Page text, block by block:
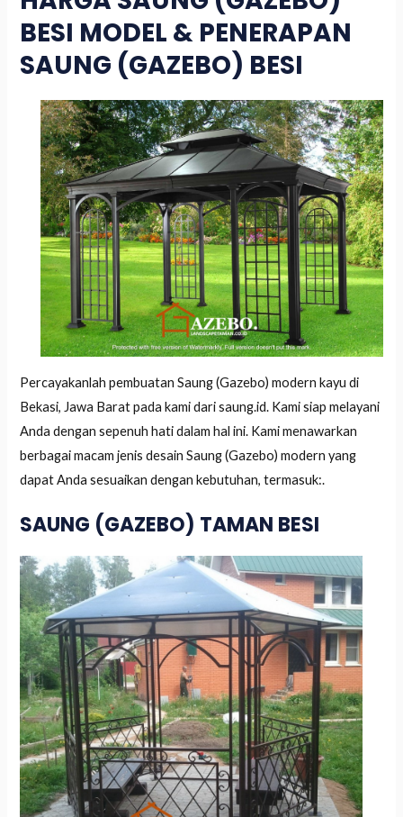
BESI MODEL & PENERAPAN
SAUNG (GAZEBO) BESI
Percayakanlah pembuatan Saung (Gazebo) modern kayu di
Bekasi, Jawa Barat pada kami dari saung.id. Kami siap melayani
Anda dengan sepenuh hati dalam hal ini. Kami menawarkan
berbagai macam jenis desain Saung (Gazebo) modern yang
dapat Anda sesuaikan dengan kebutuhan, termasuk:.
SAUNG (GAZEBO) TAMAN BESI